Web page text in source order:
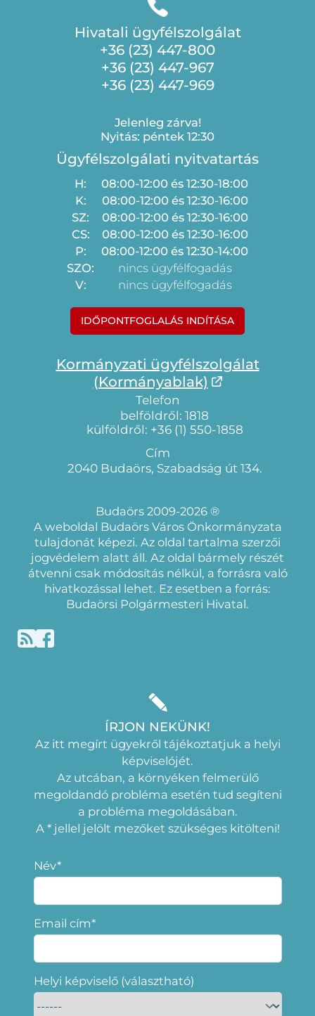
Hivatali ügyfélszolgálat
+36 (23) 447-800
+36 (23) 447-967
+36 (23) 447-969
Jelenleg zárva!
Nyitás: péntek 12:30
Ügyfélszolgálati nyitvatartás
H:
08:00-12:00 és 12:30-18:00
K:
08:00-12:00 és 12:30-16:00
SZ:
08:00-12:00 és 12:30-16:00
CS:
08:00-12:00 és 12:30-16:00
P:
08:00-12:00 és 12:30-14:00
SZO:
nincs ügyfélfogadás
V:
nincs ügyfélfogadás
IDŐPONTFOGLALÁS INDÍTÁSA
Kormányzati ügyfélszolgálat
(Kormányablak)
Telefon
belföldről: 1818
külföldről: +36 (1) 550-1858
Cím
2040 Budaörs, Szabadság út 134.
Budaörs 2009-2026 ®
A weboldal Budaörs Város Önkormányzata
tulajdonát képezi. Az oldal tartalma szerzői
jogvédelem alatt áll. Az oldal bármely részét
átvenni csak módosítás nélkül, a forrásra való
hivatkozással lehet. Ez esetben a forrás:
Budaörsi Polgármesteri Hivatal.
ÍRJON NEKÜNK!
Az itt megírt ügyekről tájékoztatjuk a helyi
képviselójét.
Az utcában, a környéken felmerülő
megoldandó probléma esetén tud segíteni
a probléma megoldásában.
A * jellel jelölt mezőket szükséges kitölteni!
Név*
Email cím*
Helyi képviselő (választható)